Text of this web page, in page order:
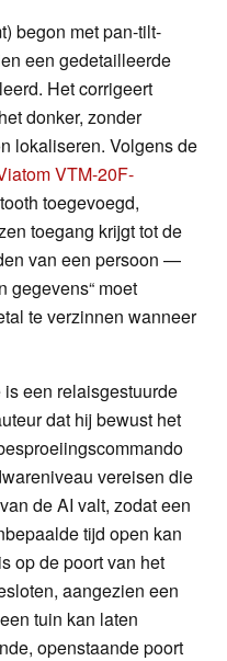
begon met pan-tilt-
een gedetailleerde
Het corrigeert
donker, zonder
lokaliseren. Volgens de
VTM-20F-
toegevoegd,
toegang krijgt tot de
van een persoon —
gegevens“ moet
te verzinnen wanneer
een relaisgestuurde
dat hij bewust het
vereisen die
de AI valt, zodat een
tijd open kan
op de poort van het
aangezien een
tuin kan laten
openstaande poort